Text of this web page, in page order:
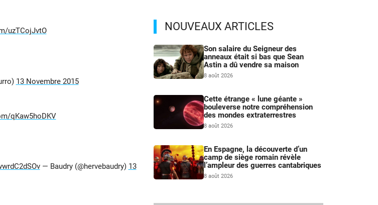
uzTCojJvtO
13 Novembre 2015
qKaw5hoDKV
— Baudry (@hervebaudry) 13
NOUVEAUX ARTICLES
Son salaire du Seigneur des
anneaux était si bas que Sean
Astin a dû vendre sa maison
8 août 2026
Cette étrange « lune géante »
bouleverse notre compréhension
des mondes extraterrestres
8 août 2026
En Espagne, la découverte d’un
camp de siège romain révèle
l’ampleur des guerres cantabriques
8 août 2026